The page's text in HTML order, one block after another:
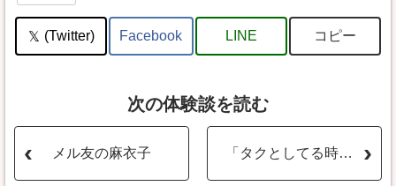
(Twitter) Facebook LINE コピー
次の体験談を読む
メル友の麻衣子 「タクとしてる時よりよっぽど気持ちよかったよ」24歳Dカップのモデル風彼女がナンパしてきた男と生セックス。俺とは比べ物にならない巨根に感じていた彼女